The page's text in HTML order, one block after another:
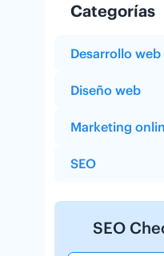
Categorías
Desarrollo web
Diseño web
Marketing
SEO
SEO